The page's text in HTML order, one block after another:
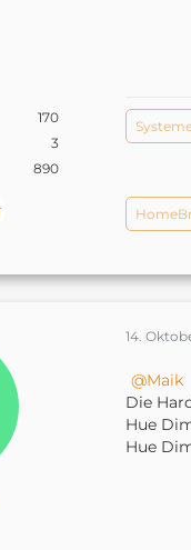
170
3
890
14.
Maik
Die
Hue
Hue